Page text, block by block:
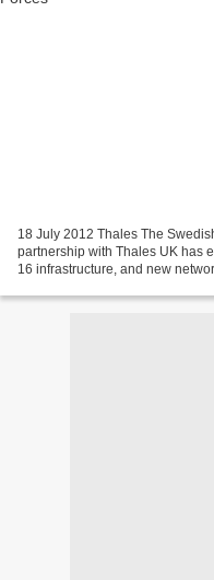
18 July 2012 Thales The
partnership with Thales UK has
16 infrastructure, and new